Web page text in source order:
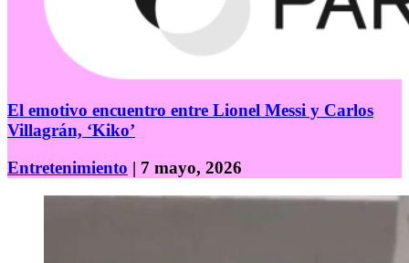
El emotivo encuentro entre Lionel Messi y Carlos
Villagrán, ‘Kiko’
Entretenimiento | 7 mayo, 2026